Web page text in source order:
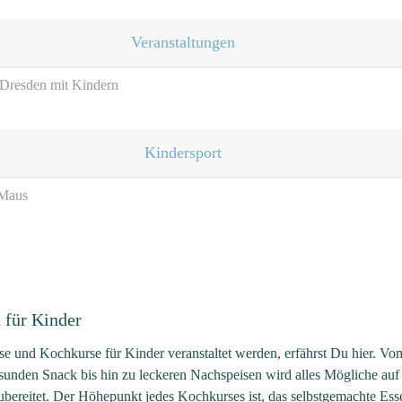
Veranstaltungen
mit Kindern
Kindersport
für Kinder
und Kochkurse für Kinder veranstaltet werden, erfährst Du hier.
Snack bis hin zu leckeren Nachspeisen wird alles Mögliche auf
Der Höhepunkt jedes Kochkurses ist, das selbstgemachte